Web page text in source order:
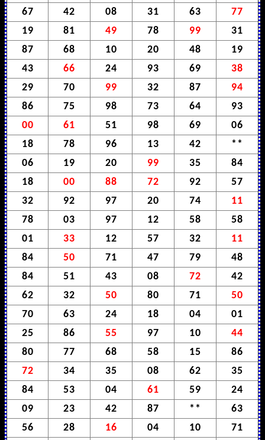
67 42 08 31 63
77
19
81 49 78 99
31
87
68 10 20 48
19
43
66 24 93 69
38
29
70 99 32 87
94
86
75 98 73 64
93
00
61 51 98 69
06
18
78 96 13 42
**
06
19 20 99 35
84
18
00 88 72 92
57
32
92 97 20 74
11
78
03 97 12 58
58
01
33 12 57 32
11
84
50 71 47 79
48
84
51 43 08 72
42
62
32 50 80 71
50
70
63 24 18 04
01
25
86 55 97 10
44
80
77 68 58 15
86
72
34 35 08 62
35
84
53 04 61 59
24
09
23 42 87 **
63
56
28 16 04 10
71